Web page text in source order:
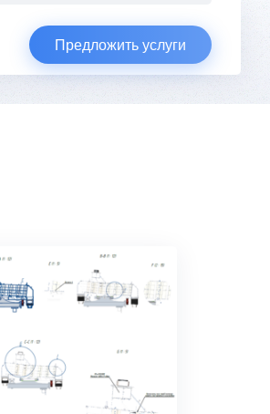
Предложить услуги